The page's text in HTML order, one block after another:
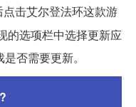
点击艾尔登法环这款游
的选项栏中选择更新应
否需要更新。